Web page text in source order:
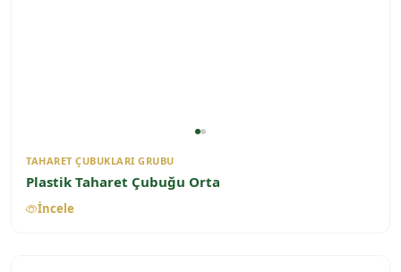
TAHARET ÇUBUKLARI GRUBU
Plastik Taharet Çubuğu Orta
İncele